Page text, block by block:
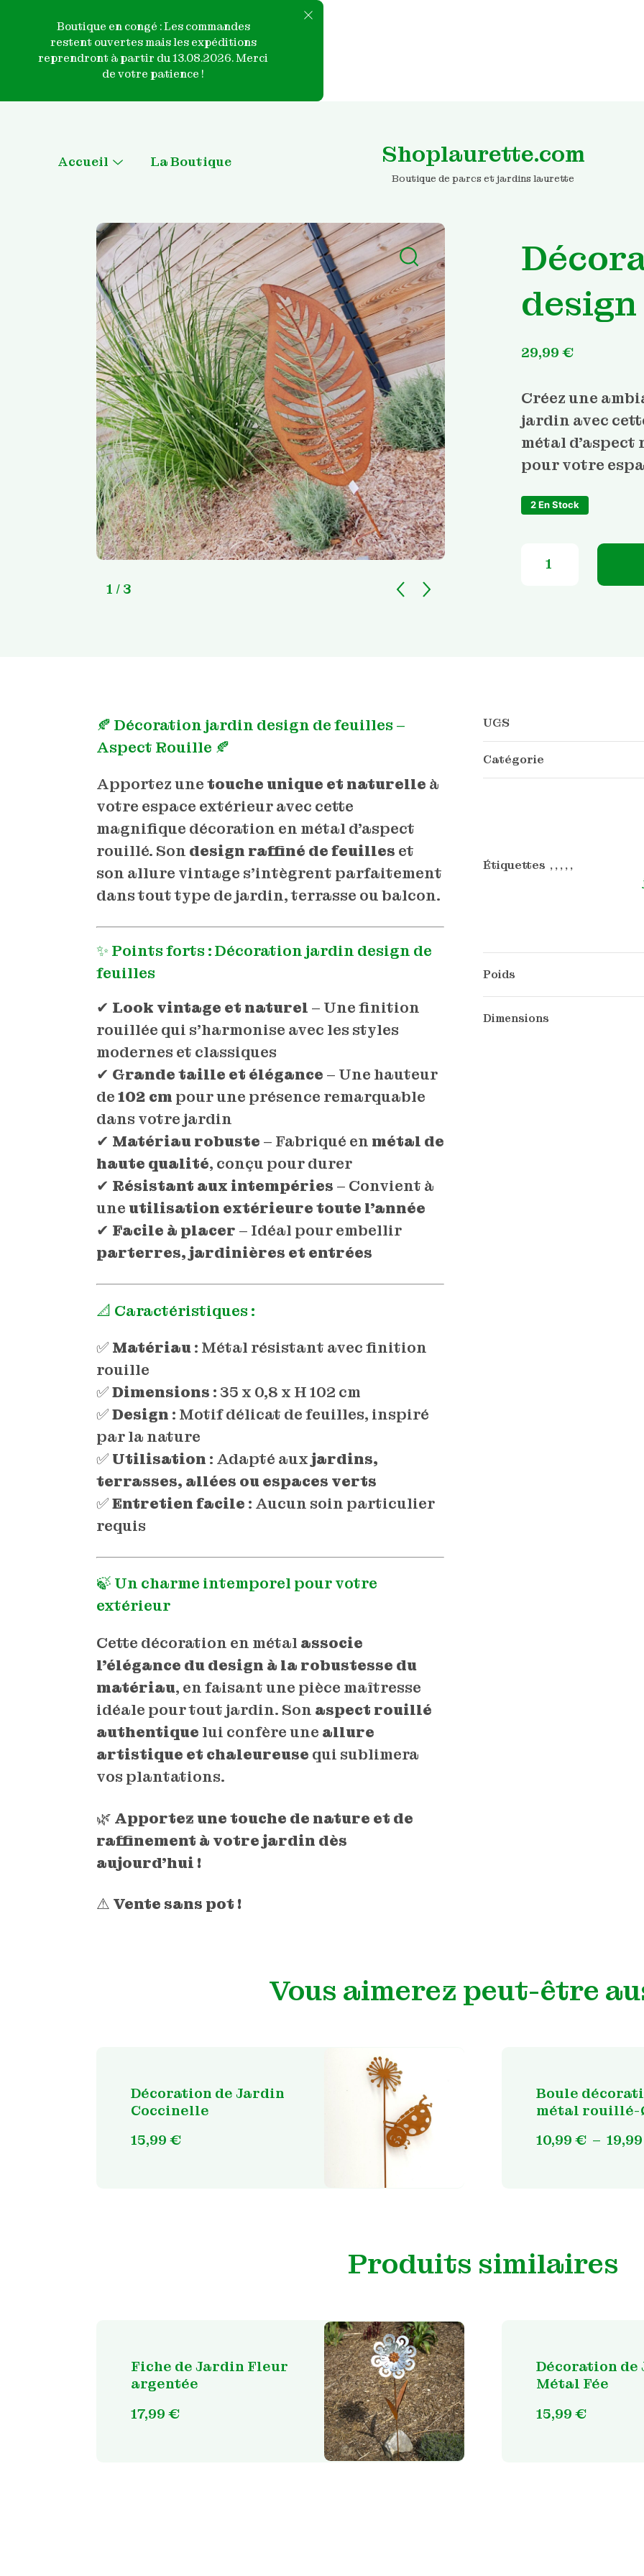
Boutique en congé : Les commandes
restent ouvertes mais les expéditions
reprendront à partir du 13.08.2026. Merci
de votre patience !
Accueil Menu
Qui sommes nous ?
Contactez-nous
La Boutique Shoplaurette.com
Boutique de parcs et jardins laurette
1 / 3
29,99 €
Créez une
jardin avec
métal
pour votre
2 En Stock
quantité de
🍂 Décoration jardin design de feuilles –
Aspect Rouille 🍂
Apportez unetouche unique et naturelle à
votre espace extérieur avec cette
magnifique décoration en métal d’aspect
rouillé. Son design raffiné de feuilles et
son allure vintage s’intègrent parfaitement
dans tout type de jardin, terrasse ou balcon.
✨ Points forts : Décoration jardin design de
feuilles
✔ Look vintage et naturel – Une finition
rouillée qui s’harmonise avec les styles
modernes et classiques
✔ Grande taille et élégance – Une hauteur
de102 cm pour une présence remarquable
dans votre jardin
✔ Matériau robuste – Fabriqué en métal de
haute qualité, conçu pour durer
✔ Résistant aux intempéries – Convient à
uneutilisation extérieure toute l’année
✔ Facile à placer – Idéal pour embellir
parterres, jardinières et entrées
📐 Caractéristiques :
✅ Matériau: Métal résistant avec finition
rouille
✅Dimensions : 35 x 0,8 x H 102 cm
✅Design : Motif délicat de feuilles, inspiré
par la nature
✅ Utilisation : Adapté auxjardins,
terrasses, allées ou espaces verts
✅Entretien facile : Aucun soin particulier
requis
🍃 Un charme intemporel pour votre
extérieur
Cette décoration en métal associe
l’élégance du design à la robustesse du
matériau, en faisant une pièce maîtresse
idéale pour tout jardin. Son aspect rouillé
authentique lui confère une allure
artistique et chaleureuse qui sublimera
vos plantations.
🌿 Apportez une touche de nature et de
raffinement à votre jardin dès
aujourd’hui !
⚠ Vente sans pot !
UGS
Catégorie
Étiquettes , , , , ,
Poids
Dimensions
Vous aimerez peut-être
Décoration de Jardin
Coccinelle
15,99 €
Boule
métal rouillé-
10,99 € – 19,99
Produits similaires
Fiche de Jardin Fleur
argentée
17,99 €
Décoration de
Métal Fée
15,99 €